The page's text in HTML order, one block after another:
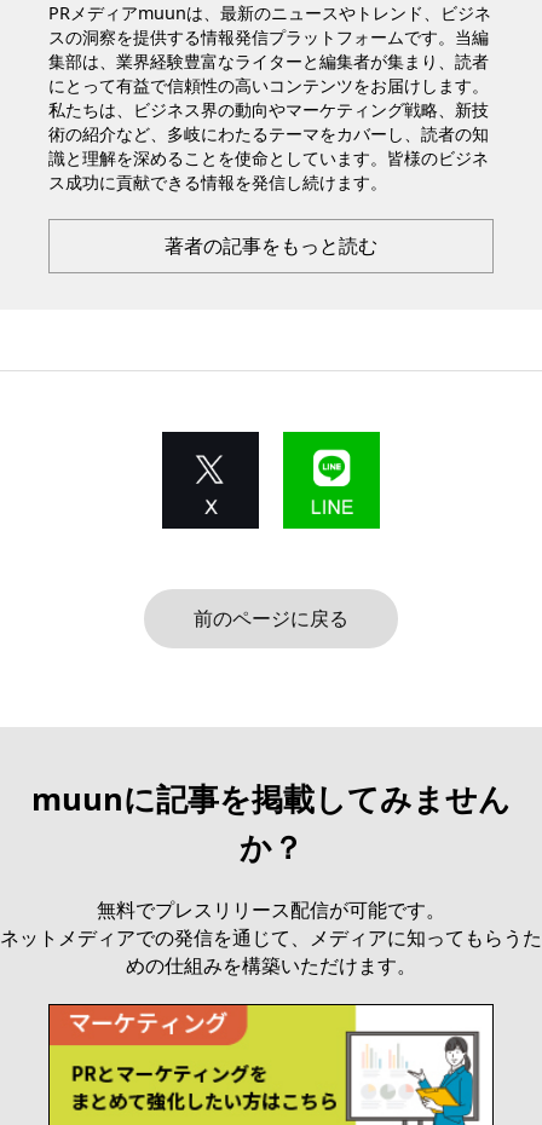
PRメディアmuunは、最新のニュースやトレンド、ビジネ
スの洞察を提供する情報発信プラットフォームです。当編
集部は、業界経験豊富なライターと編集者が集まり、読者
にとって有益で信頼性の高いコンテンツをお届けします。
私たちは、ビジネス界の動向やマーケティング戦略、新技
術の紹介など、多岐にわたるテーマをカバーし、読者の知
識と理解を深めることを使命としています。皆様のビジネ
ス成功に貢献できる情報を発信し続けます。
著者の記事をもっと読む
前のページに戻る
muunに記事を掲載してみません
か？
無料でプレスリリース配信が可能です。
ネットメディアでの発信を通じて、メディアに知ってもらうた
めの仕組みを構築いただけます。